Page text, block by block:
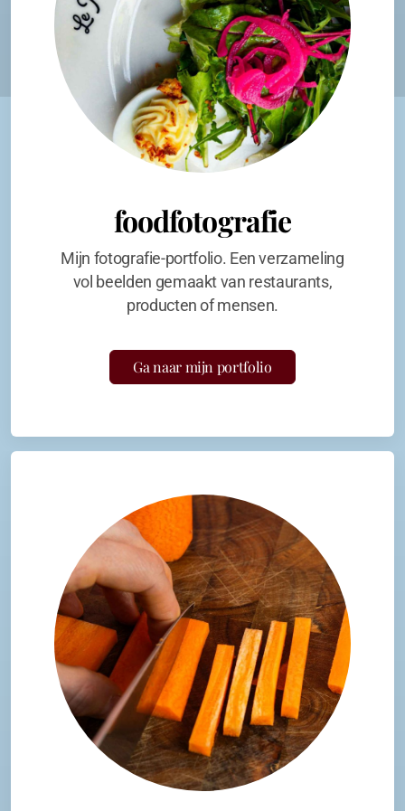
foodfotografie
Mijn fotografie-portfolio. Een verzameling
vol beelden gemaakt van restaurants,
producten of mensen.
Ga naar mijn portfolio